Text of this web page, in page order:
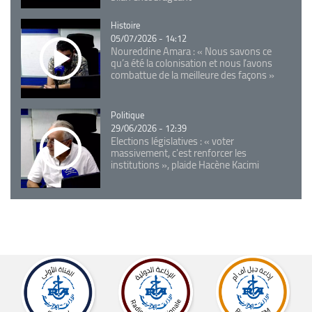
Catégorie
Histoire
05/07/2026 - 14:12
Noureddine Amara : « Nous savons ce
qu’a été la colonisation et nous l’avons
combattue de la meilleure des façons »
Catégorie
Politique
29/06/2026 - 12:39
Elections législatives : « voter
massivement, c'est renforcer les
institutions », plaide Hacène Kacimi